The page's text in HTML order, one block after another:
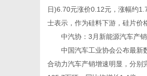
日)6.70元涨价0.12元，涨幅约
士表示，作为硅料下游，硅片价
中汽协：3月新能源汽车产销
中国汽车工业协会公布最新数
合动力汽车产销增速明显，分别